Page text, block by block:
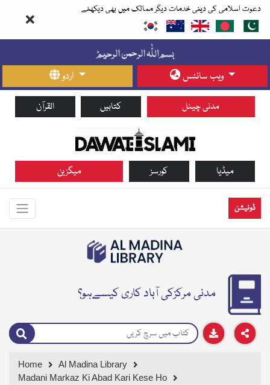
دعوت اسلامی کی دینی خدمات دیگر ممالک میں بھی دیکھئے
اردو ویب سائٹس
القرآن کتابیں مدنی چینل
میگزین کورسز میڈیا
ڈونیشن
مدنی مرکزکی آباد کاری کیسےہو؟
Home
Al Madina Library
Madani Markaz Ki Abad Kari Kese Ho